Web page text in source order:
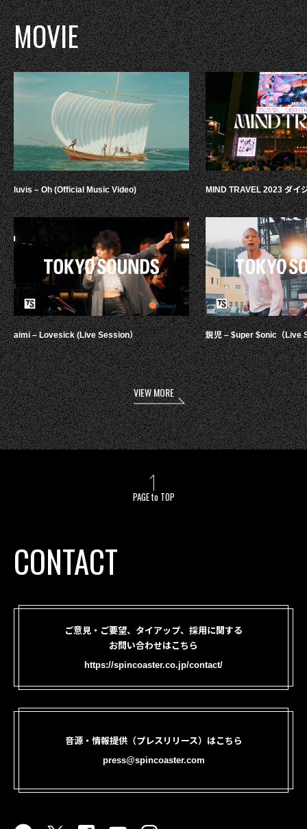
MOVIE
luvis – Oh (Official Music Video)
aimi – Lovesick (Live Session）
MIND TRAVEL 2023 ダイ
鋭児 – $uper $onic（Live
VIEW MORE
PAGE to TOP
CONTACT
ご意見・ご要望、タイアップ、採用に関する
お問い合わせはこちら
https://spincoaster.co.jp/contact/
音源・情報提供（プレスリリース）はこちら
press@spincoaster.com